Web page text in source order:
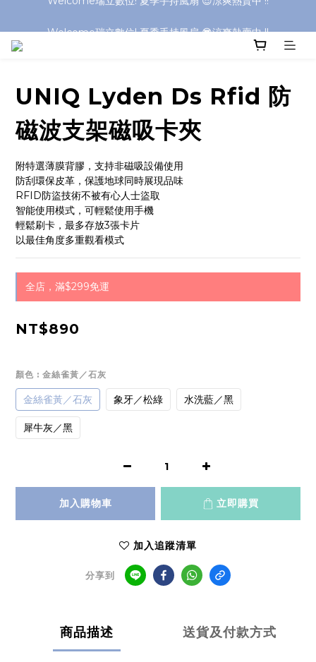
UNIQ Lyden Ds Rfid 防
磁波支架磁吸卡夾
附特選薄膜背膠，支持非磁吸設備使用
防刮環保皮革，保護地球同時展現品味
RFID防盜技術不被有心人士盜取
智能使用模式，可輕鬆使用手機
輕鬆刷卡，最多存放3張卡片
以最佳角度多重觀看模式
全店，滿$299免運
NT$890
顏色 : 金絲雀黃／石灰
金絲雀黃／石灰 象牙／松綠 水洗藍／黑
犀牛灰／黑
加入購物車 立即購買
加入追蹤清單
分享到
商品描述 送貨及付款方式